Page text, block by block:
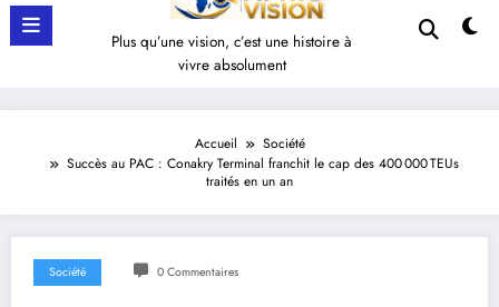
Plus qu’une vision, c’est une histoire à
vivre absolument
Accueil
Société
Succès au PAC : Conakry Terminal franchit le cap des 400 000 TEUs
traités en un an
Société 0 Commentaires